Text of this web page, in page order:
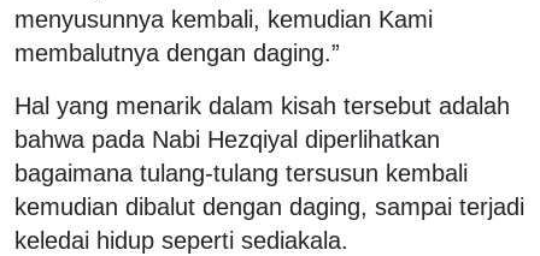
menyusunnya kembali, kemudian Kami
membalutnya dengan daging.”
Hal yang menarik dalam kisah tersebut adalah
bahwa pada Nabi Hezqiyal diperlihatkan
bagaimana tulang-tulang tersusun kembali
kemudian dibalut dengan daging, sampai terjadi
keledai hidup seperti sediakala.